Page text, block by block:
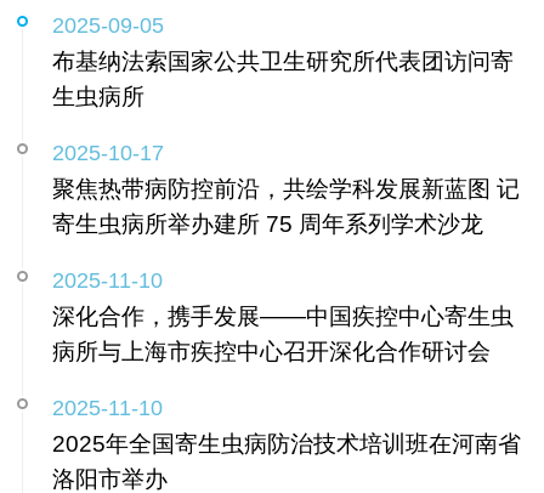
2025-09-05
布基纳法索国家公共卫生研究所代表团访问寄
生虫病所
2025-10-17
聚焦热带病防控前沿，共绘学科发展新蓝图 记
寄生虫病所举办建所 75 周年系列学术沙龙
2025-11-10
深化合作，携手发展——中国疾控中心寄生虫
病所与上海市疾控中心召开深化合作研讨会
2025-11-10
2025年全国寄生虫病防治技术培训班在河南省
洛阳市举办